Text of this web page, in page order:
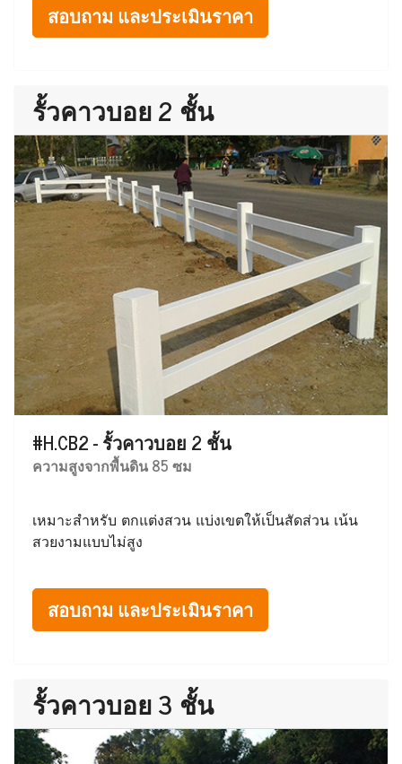
สอบถาม และประเมินราคา
รั้วคาวบอย 2 ชั้น
#H.CB2 - รั้วคาวบอย 2 ชั้น
ความสูงจากพื้นดิน 85 ซม
เหมาะสำหรับ ตกแต่งสวน แบ่งเขตให้เป็นสัดส่วน เน้น
สวยงามแบบไม่สูง
สอบถาม และประเมินราคา
รั้วคาวบอย 3 ชั้น